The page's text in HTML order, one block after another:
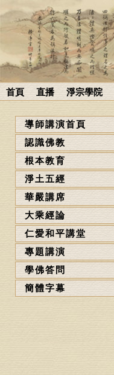
首頁 直播 淨宗學院
導師講演首頁
認識佛教
根本教育
淨土五經
華嚴講席
大乘經論
仁愛和平講堂
專題講演
學佛答問
簡體字幕